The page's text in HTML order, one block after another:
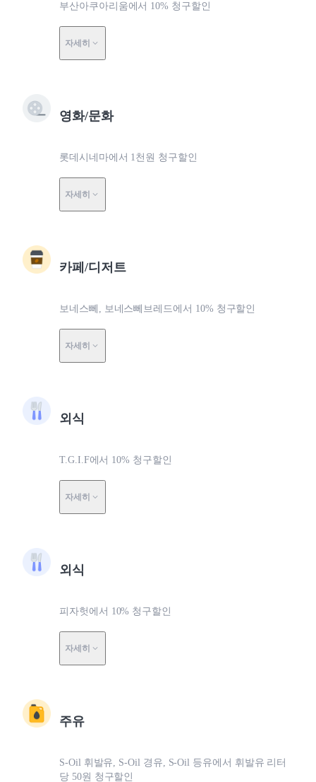
부산아쿠아리움에서 10% 청구할인
자세히
영화/문화
롯데시네마에서 1천원 청구할인
자세히
카페/디저트
보네스뻬, 보네스뻬브레드에서 10% 청구할인
자세히
외식
T.G.I.F에서 10% 청구할인
자세히
외식
피자헛에서 10% 청구할인
자세히
주유
S-Oil 휘발유, S-Oil 경유, S-Oil 등유에서 휘발유 리터
당 50원 청구할인